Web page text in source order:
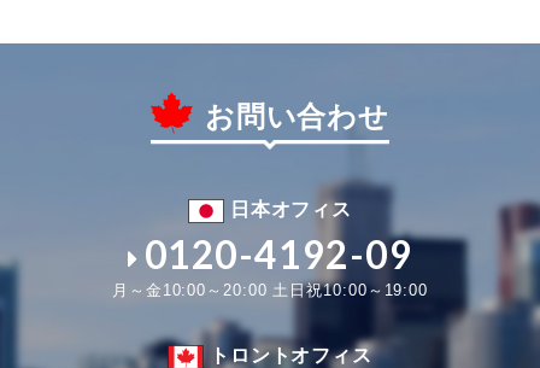
お問い合わせ
日本オフィス
0120-4192-09
月～金10:00～20:00 土日祝10:00～19:00
トロントオフィス